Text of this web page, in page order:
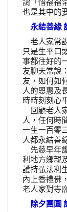
也是其中的
永結善緣
老人家常
只是生平口
事都往好的
友聊天常說
友，如何如
人的恩惠及
時時刻刻心
回顧老人
人，任何時
一生一百零
人都永結善
先慈早年
利地方鄉親
護持弘法利
內上香禮佛
老人家對寺
除夕團圓